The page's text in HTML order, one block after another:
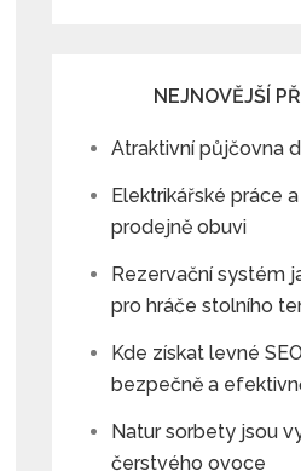
NEJNOVĚJŠÍ
Atraktivní půjčovna
Elektrikářské práce
prodejně obuvi
Rezervační systém
pro hráče stolního
Kde získat levné
bezpečně a
Natur sorbety jsou
čerstvého ovoce